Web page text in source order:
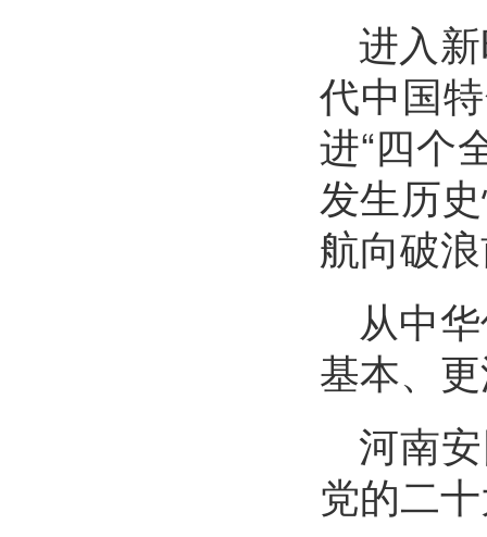
进入
代中国
进“四个
发生历
航向破
从中
基本、
河南
党的二